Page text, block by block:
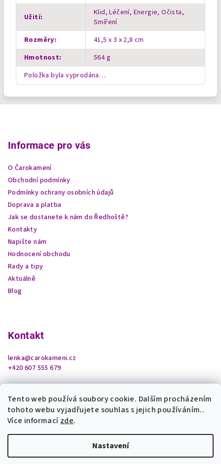
Tento web používá soubory cookie. Dalším procházením
tohoto webu vyjadřujete souhlas s jejich používáním..
Více informacízde.
Nastavení
Užití:
Klid, Léčení, Energie, Očista,
Smíření
Rozměry:
41,5 x 3 x 2,8 cm
Hmotnost:
564 g
Položka byla vyprodána…
Informace pro vás
O Čarokamení
Obchodní podmínky
Podmínky ochrany osobních údajů
Doprava a platba
Jak se dostanete k nám do Ředhoště?
Kontakty
Napište nám
Hodnocení obchodu
Rady a tipy
Aktuálně
Blog
Kontakt
lenka@carokameni.cz
+420 607 555 679